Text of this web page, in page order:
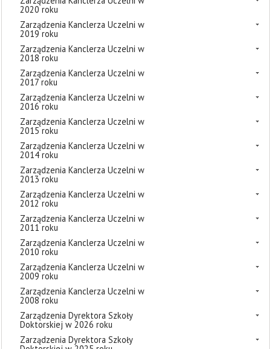
2020 roku
Zarządzenia Kanclerza Uczelni w
2019 roku
Zarządzenia Kanclerza Uczelni w
2018 roku
Zarządzenia Kanclerza Uczelni w
2017 roku
Zarządzenia Kanclerza Uczelni w
2016 roku
Zarządzenia Kanclerza Uczelni w
2015 roku
Zarządzenia Kanclerza Uczelni w
2014 roku
Zarządzenia Kanclerza Uczelni w
2013 roku
Zarządzenia Kanclerza Uczelni w
2012 roku
Zarządzenia Kanclerza Uczelni w
2011 roku
Zarządzenia Kanclerza Uczelni w
2010 roku
Zarządzenia Kanclerza Uczelni w
2009 roku
Zarządzenia Kanclerza Uczelni w
2008 roku
Zarządzenia Dyrektora Szkoły
Doktorskiej w 2026 roku
Zarządzenia Dyrektora Szkoły